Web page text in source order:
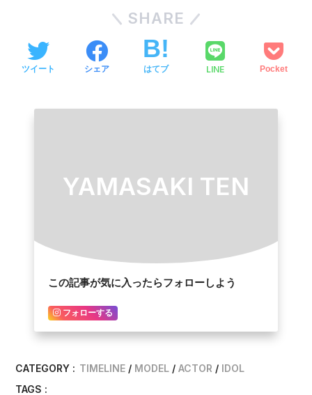
SHARE
ツイート シェア はてブ LINE Pocket
YAMASAKI TEN
この記事が気に入ったらフォローしよう
フォローする
CATEGORY : TIMELINE MODEL ACTOR
IDOL
TAGS :